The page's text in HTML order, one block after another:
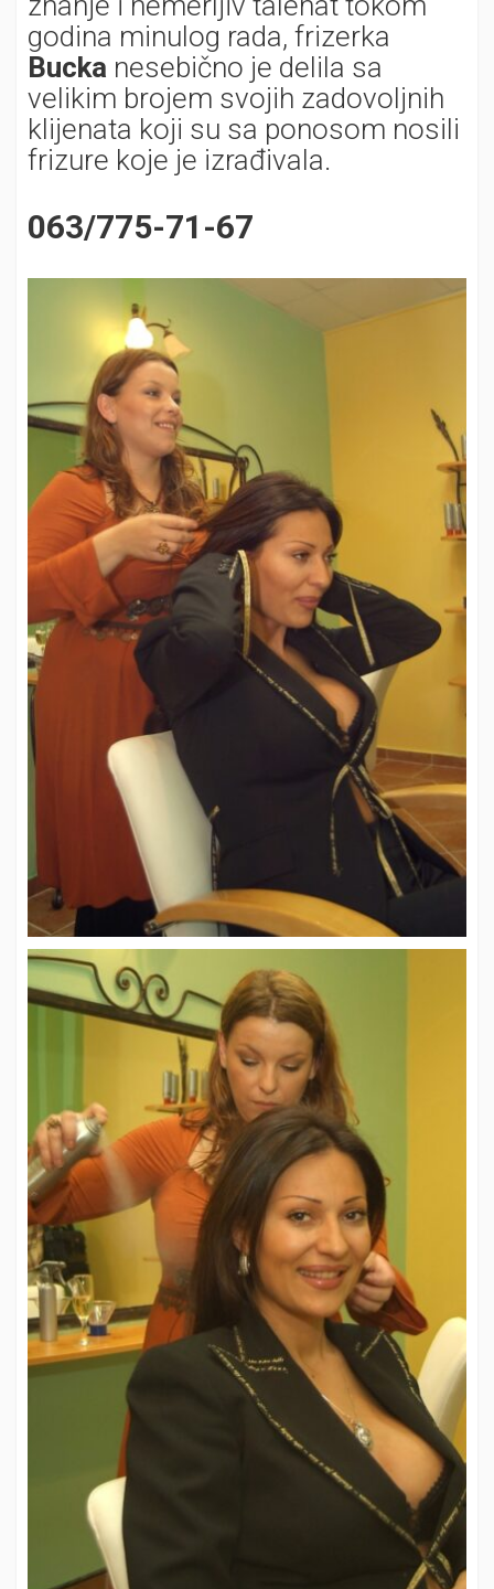
godina minulog rada, frizerka
Bucka nesebično je delila sa
velikim brojem svojih zadovoljnih
klijenata koji su sa ponosom nosili
frizure koje je izrađivala.
063/775-71-67